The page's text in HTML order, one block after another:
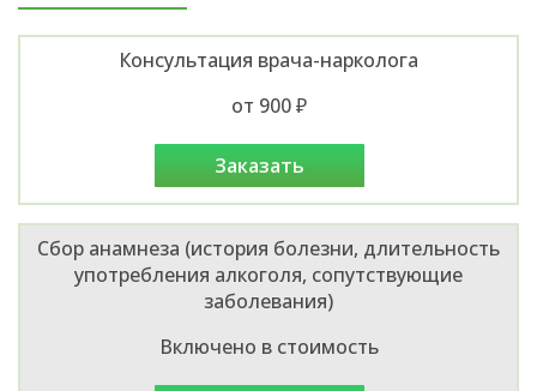
Консультация врача-нарколога
от 900 ₽
заказать
Сбор анамнеза (история болезни, длительность
употребления алкоголя, сопутствующие
заболевания)
Включено в стоимость